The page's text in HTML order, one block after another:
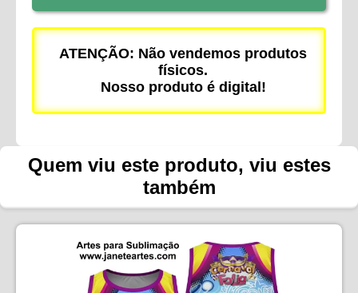
ATENÇÃO: Não vendemos produtos
físicos.
Nosso produto é digital!
Quem viu este produto, viu estes
também